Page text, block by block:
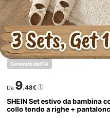
Generato dall'IA
Da 9.48€
SHEIN Set estivo da bambina
collo tondo a righe +